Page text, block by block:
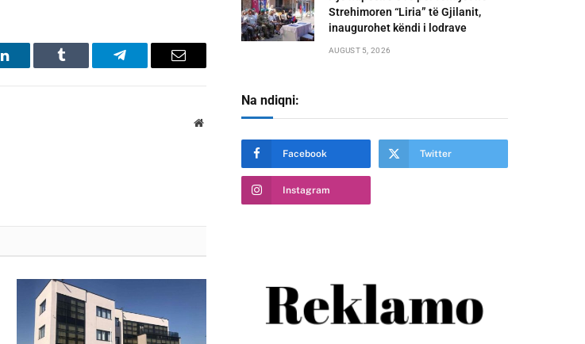
LinkedIn Tumblr Telegram Email
Website
Strehimoren “Liria” të Gjilanit,
inaugurohet këndi i lodrave
AUGUST 5, 2026
Na ndiqni:
Facebook Twitter
Instagram